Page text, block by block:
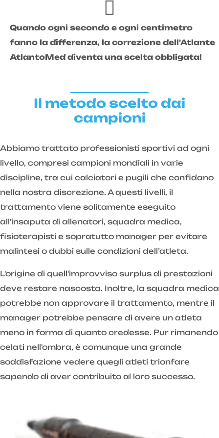
Quando ogni secondo e ogni centimetro
fanno la differenza, la correzione dell'Atlante
AtlantoMed diventa una scelta obbligata!
Il metodo scelto dai
campioni
Abbiamo trattato professionisti sportivi ad ogni
livello, compresi campioni mondiali in varie
discipline, tra cui calciatori e pugili che confidano
nella nostra discrezione. A questi livelli, il
trattamento viene solitamente eseguito
all'insaputa di allenatori, squadra medica,
fisioterapisti e sopratutto manager per evitare
malintesi o dubbi sulle condizioni dell’atleta.
L'origine di quell'improvviso surplus di prestazioni
deve restare nascosta. Inoltre, la squadra medica
potrebbe non approvare il trattamento, mentre il
manager potrebbe pensare di avere un atleta
meno in forma di quanto credesse. Pur rimanendo
celati nell'ombra, è comunque una grande
soddisfazione vedere quegli atleti trionfare
sapendo di aver contribuito al loro successo.